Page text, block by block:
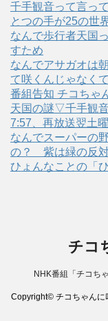
千手観音って言っ
とつの手が25の世
なんで歩行者天国
すため
なんでアサガオは
て咲くんじゃなく
番組告知 チコち
天国の謎▽千手観
7:57、再放送翌土
なんでスーパーの
の？ 紫は緑の反
ひょんなことの「
チコ
NHK番組「チコち
Copyright© チコちゃん